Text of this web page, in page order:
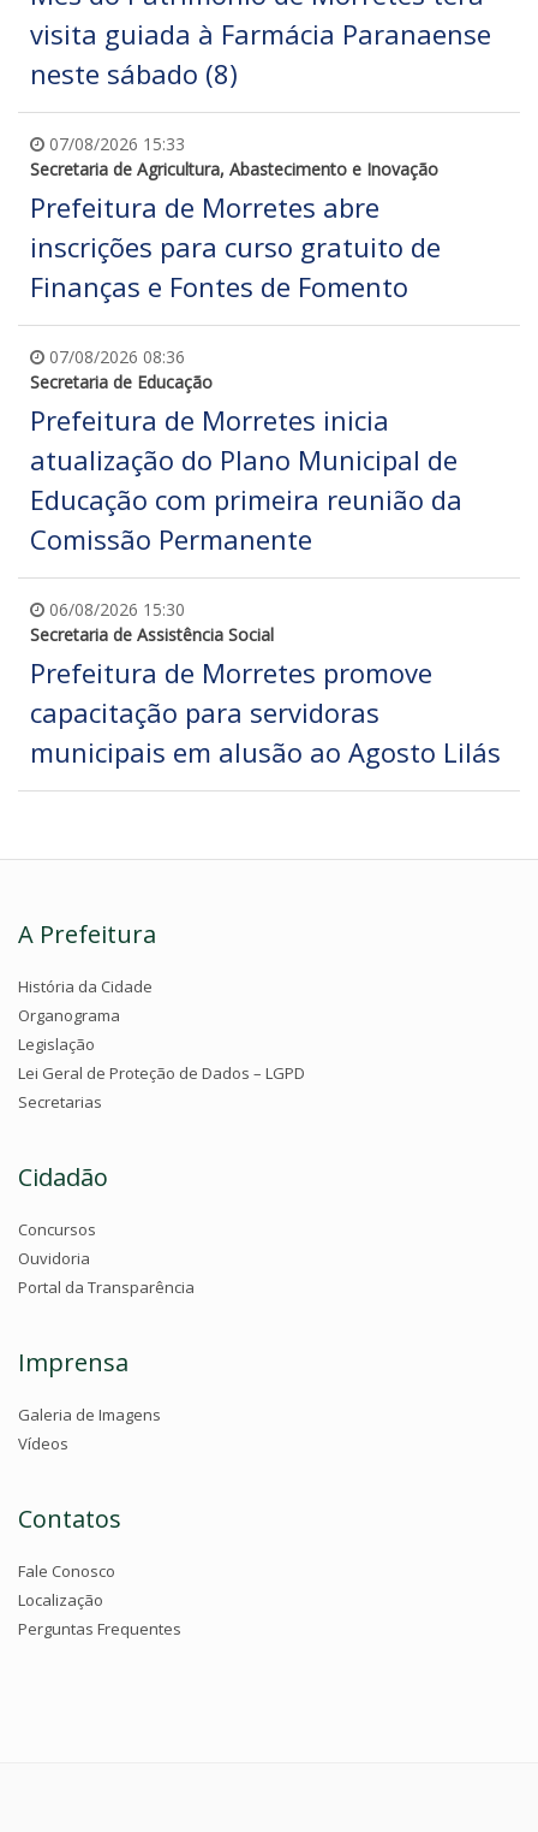
visita guiada à Farmácia Paranaense
neste sábado (8)
07/08/2026 15:33
Secretaria de Agricultura, Abastecimento e Inovação
Prefeitura de Morretes abre
inscrições para curso gratuito de
Finanças e Fontes de Fomento
07/08/2026 08:36
Secretaria de Educação
Prefeitura de Morretes inicia
atualização do Plano Municipal de
Educação com primeira reunião da
Comissão Permanente
06/08/2026 15:30
Secretaria de Assistência Social
Prefeitura de Morretes promove
capacitação para servidoras
municipais em alusão ao Agosto Lilás
A Prefeitura
História da Cidade
Organograma
Legislação
Lei Geral de Proteção de Dados – LGPD
Secretarias
Cidadão
Concursos
Ouvidoria
Portal da Transparência
Imprensa
Galeria de Imagens
Vídeos
Contatos
Fale Conosco
Localização
Perguntas Frequentes